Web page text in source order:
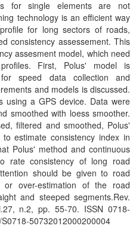
for single elements are not
technology is an efficient way
for long sectors of roads,
consistency assessement. This
assesment model, which need
First, Polus' model is
speed data collection and
and models is discussed.
using a GPS device. Data were
smoothed with loess smoother.
filtered and smoothed, Polus'
estimate consistency index in
Polus' method and continuous
rate consistency of long road
should be given to road
over-estimation of the road
and steeped segments.Rev.
n.2, pp. 55-70. ISSN 0718-
50732012000200004